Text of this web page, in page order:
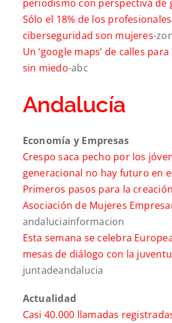
periodismo con perspectiva de
Sólo el 18% de los
ciberseguridad son mujeres-
Un ‘google maps’ de calles
sin miedo-abc
Andalucía
Economía y Empresas
Crespo saca pecho por los
generacional no hay futuro en
Primeros pasos para la
Asociación de Mujeres
andaluciainformacion
Esta semana se celebra
mesas de diálogo con la
juntadeandalucia
Actualidad
Casi 40.000 llamadas